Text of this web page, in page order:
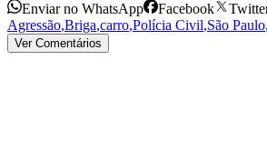
Enviar no WhatsApp Facebook
Agressão,Briga,carro,Polícia Civil,São Paulo,
Ver Comentários